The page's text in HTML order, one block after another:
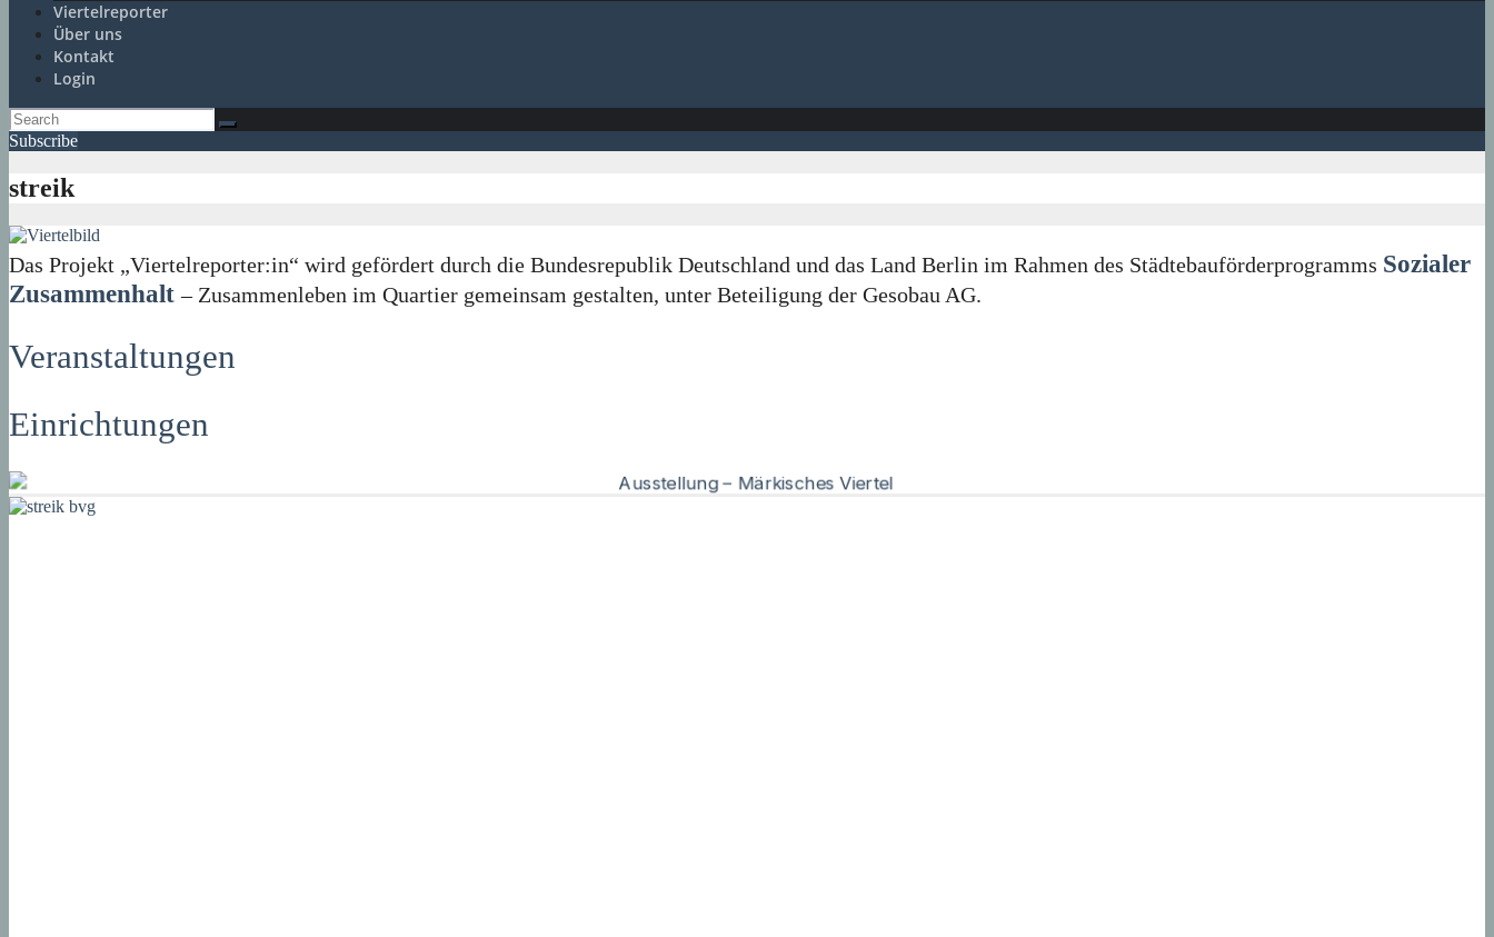
Viertelreporter
Über uns
Kontakt
Login
Subscribe
streik
Das Projekt „Viertelreporter:in“ wird gefördert durch die Bundesrepublik Deutschland und das Land Berlin im Rahmen des Städtebauförderprogramms Sozialer
Zusammenhalt – Zusammenleben im Quartier gemeinsam gestalten, unter Beteiligung der Gesobau AG.
Veranstaltungen
Einrichtungen